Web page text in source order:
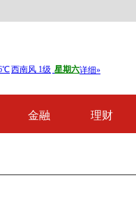
金融 理财